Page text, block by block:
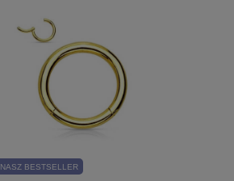
NASZ BESTSELLER